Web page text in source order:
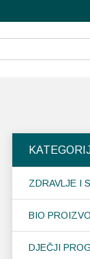
ZDRAVLJE I
BIO
DJEČJI